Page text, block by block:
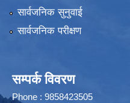
सार्वजनिक सुनुवाई
सार्वजनिक परीक्षण
सम्पर्क विवरण
Phone : 9858423505